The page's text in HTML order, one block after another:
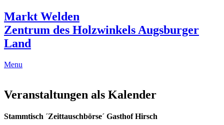
Markt Welden
Zentrum des Holzwinkels Augsburger
Land
Menu
Veranstaltungen als Kalender
Stammtisch ´Zeittauschbörse´ Gasthof Hirsch